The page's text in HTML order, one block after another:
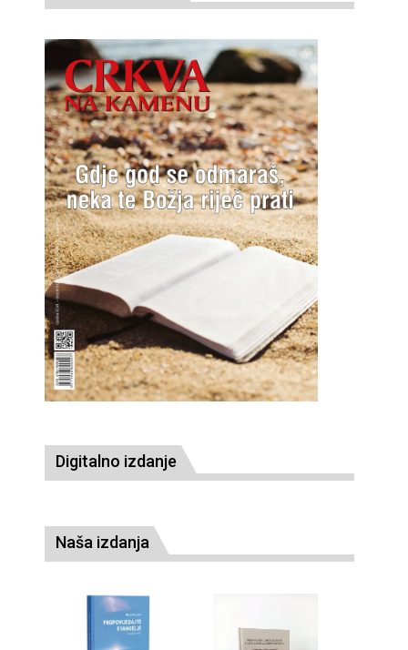
Digitalno izdanje
Naša izdanja